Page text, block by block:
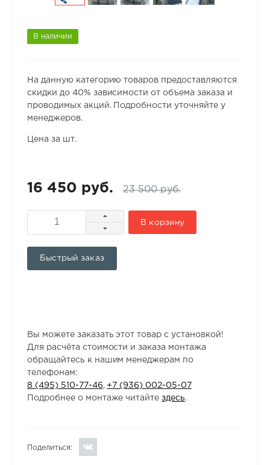
В наличии
На данную категорию товаров предоставляются
скидки до 40% зависимости от объема заказа и
проводимых акций. Подробности уточняйте у
менеджеров.
Цена за шт.
16 450 руб. 23 500 руб.
В корзину
Быстрый заказ
Вы можете заказать этот товар с установкой!
Для расчёта стоимости и заказа монтажа
обращайтесь к нашим менеджерам по
телефонам:
8 (495) 510-77-46
+7 (936) 002-05-07
Подробнее о монтаже читайтездесь.
Поделиться: